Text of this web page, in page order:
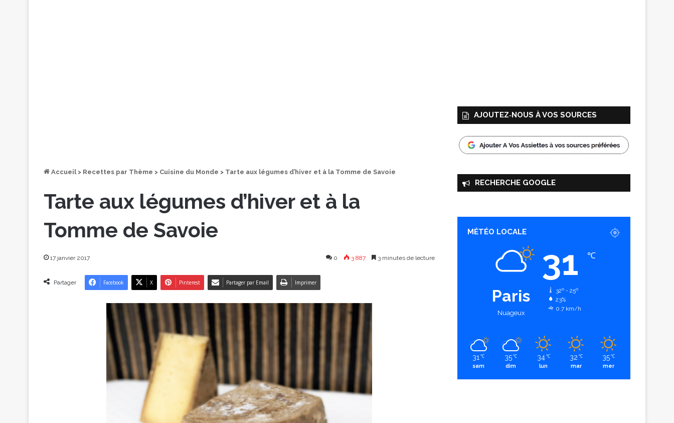
Accueil > Recettes par Thème > Cuisine du Monde > Tarte aux légumes d’hiver et à la Tomme de Savoie
Tarte aux légumes d’hiver et à la
Tomme de Savoie
17 janvier 2017 0 3 887 3 minutes de lecture
Partager Facebook X Pinterest Partager par Email Imprimer
AJOUTEZ‑NOUS À VOS SOURCES
RECHERCHE GOOGLE
MÉTÉO LOCALE
Paris
Nuageux
31 ℃
32º - 25º
23%
0.7 km/h
31 ℃
sam
35 ℃
dim
34 ℃
lun
32 ℃
mar
35 ℃
mer